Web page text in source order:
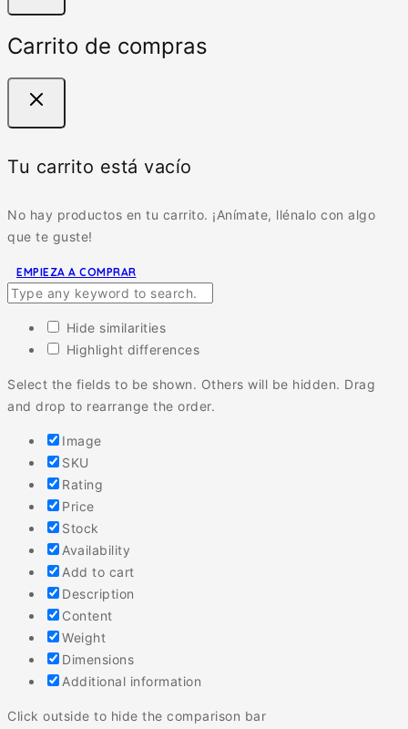
Carrito de compras
Tu carrito está vacío
No hay productos en tu carrito. ¡Anímate, llénalo con algo
que te guste!
EMPIEZA A COMPRAR
Hide similarities
Highlight differences
Select the fields to be shown. Others will be hidden. Drag
and drop to rearrange the order.
Image
SKU
Rating
Price
Stock
Availability
Add to cart
Description
Content
Weight
Dimensions
Additional information
Click outside to hide the comparison bar